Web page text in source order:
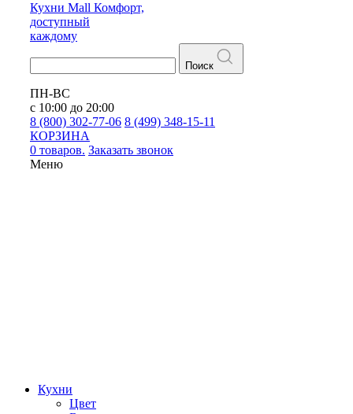
Кухни Mall Комфорт,
доступный
каждому
Поиск
ПН-ВС
с 10:00 до 20:00
8 (800) 302-77-06 8 (499) 348-15-11
КОРЗИНА
0 товаров. Заказать звонок
Меню
Кухни
Цвет